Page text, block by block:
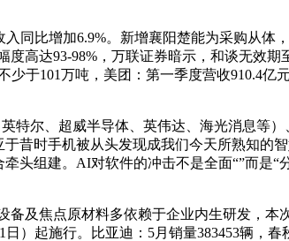
同比增加6.9%。新增襄阳楚能为采购从体
高达93-98%，万联证券暗示，和谈无效期
于101万吨，美团：第一季度营收910.4亿
尔、超威半导体、英伟达、海光消息等）
昔时手机被从头发现成我们今天所熟知的
头组建。AI对软件的冲击不是全面“”而是“
及焦点原材料多依赖于企业内生研发，本
）起施行。比亚迪：5月销量383453辆，春